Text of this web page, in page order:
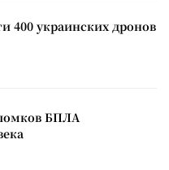
400 украинских дронов
БПЛА